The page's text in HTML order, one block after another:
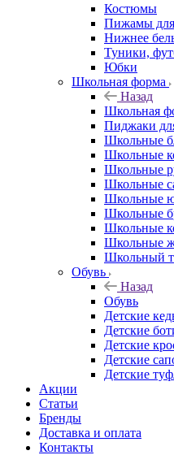
Костюмы
Пижамы для
Нижнее
Туники,
Юбки
Школьная форма
Назад
Школьная
Пиджаки
Школьные
Школьные
Школьные
Школьные
Школьные
Школьные
Школьные
Школьные
Школьный
Обувь
Назад
Обувь
Детские
Детские
Детские
Детские
Детские
Акции
Статьи
Бренды
Доставка и оплата
Контакты